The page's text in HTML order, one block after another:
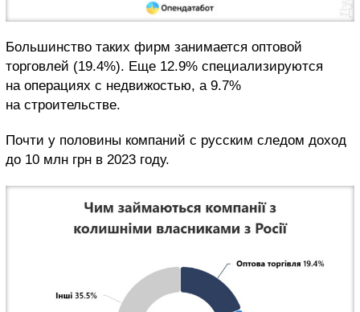
Большинство таких фирм занимается оптовой
торговлей (19.4%). Еще 12.9% специализируются
на операциях с недвижостью, а 9.7%
на строительстве.
Почти у половины компаний с русским следом доход
до 10 млн грн в 2023 году.